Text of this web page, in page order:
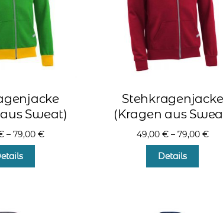
der
Produktseite
gewählt
werden
der
Sweat)
–79,00€
Stehkragenjacke
(Kragen aus
49,00 €– 79,00 €
Details